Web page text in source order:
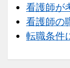
看護師が
看護師の
転職条件